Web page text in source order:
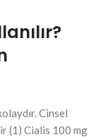
Cinsel
(1) Cialis 100 mg